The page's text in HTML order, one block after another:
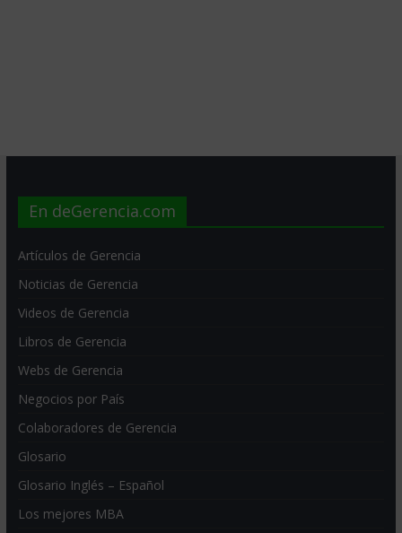
En deGerencia.com
Artículos de Gerencia
Noticias de Gerencia
Videos de Gerencia
Libros de Gerencia
Webs de Gerencia
Negocios por País
Colaboradores de Gerencia
Glosario
Glosario Inglés – Español
Los mejores MBA